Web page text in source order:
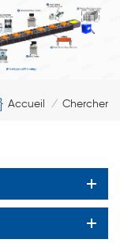
Accueil / Chercher